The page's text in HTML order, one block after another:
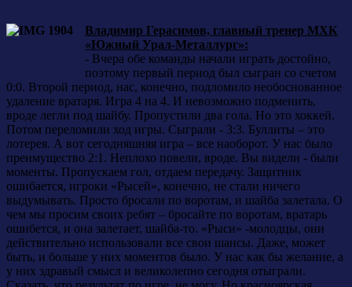
Владимир Герасимов, главный тренер МХК
«Южный Урал-Металлург»:
- Вчера обе команды начали играть достойно,
поэтому первый период был сыгран со счетом
0:0. Второй период, нас, конечно, подломило необоснованное
удаление вратаря. Игра 4 на 4. И невозможно подменить,
вроде легли под шайбу. Пропустили два гола. Но это хоккей.
Потом переломили ход игры. Сыграли - 3:3. Буллиты – это
лотерея. А вот сегодняшняя игра – все наоборот. У нас было
преимущество 2:1. Неплохо повели, вроде. Вы видели - были
моменты. Пропускаем гол, отдаем передачу. Защитник
ошибается, игроки «Рысей», конечно, не стали ничего
выдумывать. Просто бросали по воротам, и шайба залетала. О
чем мы просим своих ребят – бросайте по воротам, вратарь
ошибется, и она залетает, шайба-то. «Рыси» -молодцы, они
действительно использовали все свои шансы. Даже, может
быть, и больше у них моментов было. У нас как бы желание, а
у них здравый смысл и великолепно сегодня отыграли.